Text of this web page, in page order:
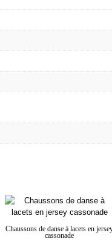
Chaussons de danse à lacets en
cassonade